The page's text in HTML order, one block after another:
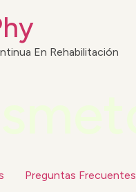
En Rehabilitación
Preguntas Frecuentes